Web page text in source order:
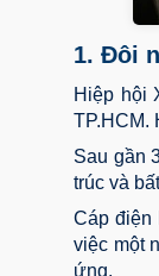
1. Đôi
Hiệp hội
TP.HCM.
Sau gần
trúc và
Cáp điện
việc một
ứng.